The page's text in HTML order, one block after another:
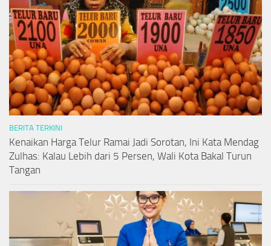
BERITA TERKINI
Kenaikan Harga Telur Ramai Jadi Sorotan, Ini Kata Mendag
Zulhas: Kalau Lebih dari 5 Persen, Wali Kota Bakal Turun
Tangan